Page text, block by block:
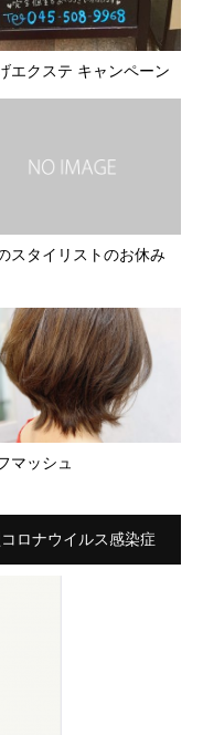
エクステ キャンペーン
スタイリストのお休み
マッシュ
コロナウイルス感染症